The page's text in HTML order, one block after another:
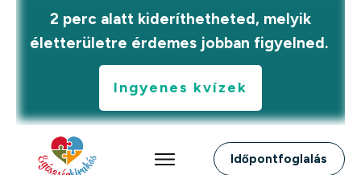
2 perc alatt kideríthetheted, melyik
életterületre érdemes jobban figyelned.
Ingyenes kvízek
Időpontfoglalás